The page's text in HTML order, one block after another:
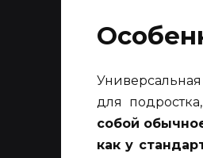
для
собой
как у